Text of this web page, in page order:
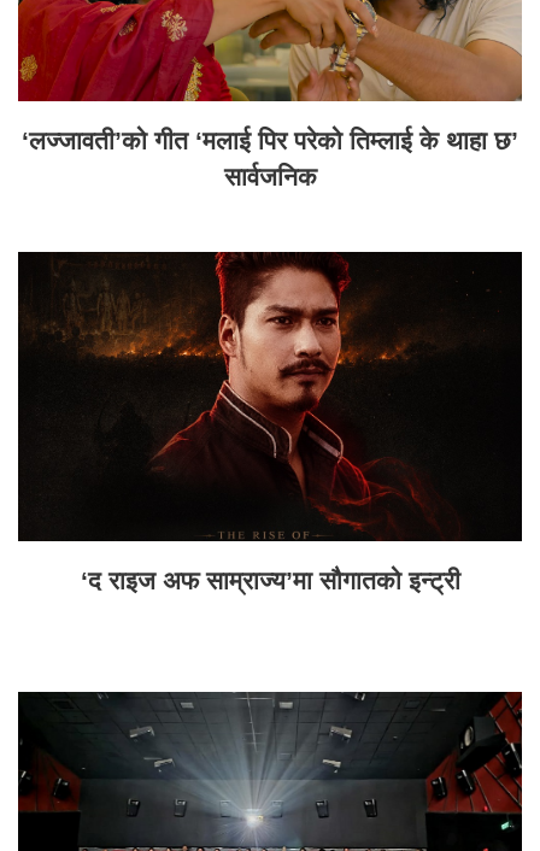
‘लज्जावती’को गीत ‘मलाई पिर परेको तिम्लाई के थाहा छ’
सार्वजनिक
‘द राइज अफ साम्राज्य’मा सौगातको इन्ट्री